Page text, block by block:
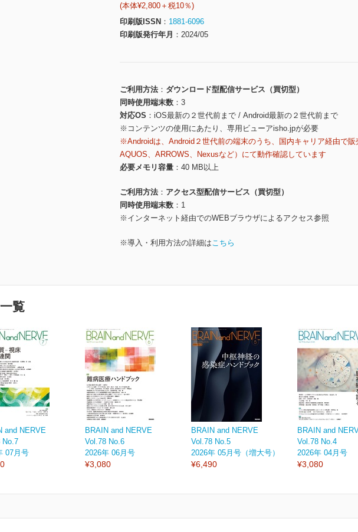
(本体¥2,800＋税10％)
印刷版ISSN
1881-6096
印刷版発行年月
2024/05
ご利用方法
ダウンロード型配信サービス（買切型）
同時使用端末数
3
対応OS
iOS最新の２世代前まで / Android最新の２世代前まで
※コンテンツの使用にあたり、専用ビューアisho.jpが必要
※Androidは、Android２世代前の端末のうち、国内キャリア経由で販
AQUOS、ARROWS、Nexusなど）にて動作確認しています
必要メモリ容量
40 MB以上
ご利用方法
アクセス型配信サービス（買切型）
同時使用端末数
1
※インターネット経由でのWEBブラウザによるアクセス参照
※導入・利用方法の詳細はこちら
覧
and NERVE
No.7
07月号
BRAIN and NERVE
Vol.78 No.6
2026年 06月号
¥3,080
BRAIN and NERVE
Vol.78 No.5
2026年 05月号（増大号）
¥6,490
BRAIN and
Vol.78 No.4
2026年 04月号
¥3,080